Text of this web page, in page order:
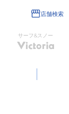
店舗検索
サーフ&スノー